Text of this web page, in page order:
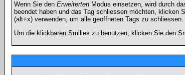
Wenn Sie den ErweitertenModus einsetzen, wird durch
beendet haben und das Tag schliessen möchten, klicken
(alt+x) verwenden, um alle geöffneten Tags zu
Um die klickbaren Smilies zu benutzen, klicken Sie den